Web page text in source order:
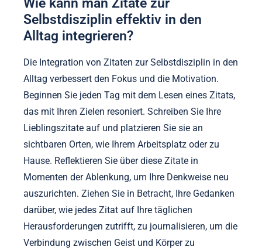
Selbstdisziplin effektiv in den
Alltag integrieren?
Die Integration von Zitaten zur Selbstdisziplin in den
Alltag verbessert den Fokus und die Motivation.
Beginnen Sie jeden Tag mit dem Lesen eines Zitats,
das mit Ihren Zielen resoniert. Schreiben Sie Ihre
Lieblingszitate auf und platzieren Sie sie an
sichtbaren Orten, wie Ihrem Arbeitsplatz oder zu
Hause. Reflektieren Sie über diese Zitate in
Momenten der Ablenkung, um Ihre Denkweise neu
auszurichten. Ziehen Sie in Betracht, Ihre Gedanken
darüber, wie jedes Zitat auf Ihre täglichen
Herausforderungen zutrifft, zu journalisieren, um die
Verbindung zwischen Geist und Körper zu